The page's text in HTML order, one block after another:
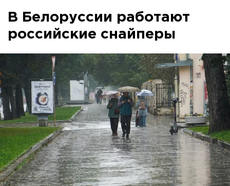
В Белоруссии работают
российские снайперы